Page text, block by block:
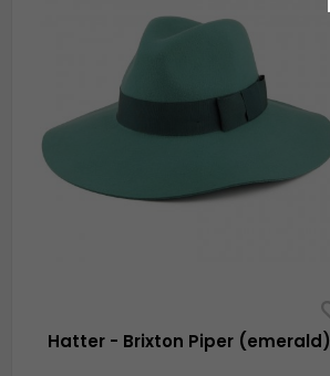
Hatter - Brixton Piper (emerald)